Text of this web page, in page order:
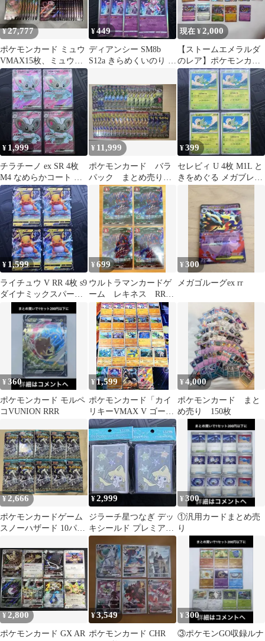
¥27,777
ポケモンカード ミュウ
VMAX15枚、ミュウ
V20枚計35枚まとめ売
¥449
ディアンシー SM8b
S12a きらめくいのり プ
現在 ¥2,000
【ストームエメラルダ
のレア】ポケモンカー
ド まとめ売り AR RR
RNセット
¥ 1,999
チラチーノ ex SR 4枚
M4 なめらかコート ニ
ンジャスピナー
¥ 11,999
ポケモンカード バラ
パック まとめ売り
ストームエメラルダ
超電ブレイカー 37
¥399
セレビィ U 4枚 M1L と
きをめぐる メガブレイ
¥ 1,599
ライチュウ V RR 4枚 s9
ダイナミックスパーク
スターバース
¥699
ウルトラマンカードゲ
ーム レキネス RRR
SD03-018 4枚 美品
¥300
メガゴルーグex rr
¥360
ポケモンカード モルペ
コVUNION RRR
¥1,599
ポケモンカード「カイ
リキーVMAX V ゴーリ
キー ワンリキー」進化
ライン
¥4,000
ポケモンカード まと
め売り 150枚
¥2,666
ポケモンカードゲーム
スノーハザード 10パッ
¥2,999
ジラーチ星つなぎ デッ
キシールド プレミア
ム・グロス 2個セット
¥300
①汎用カードまとめ売
り
¥ 2,800
ポケモンカード GX AR
¥3,549
ポケモンカード CHR
¥300
③ポケモンGO収録ルナ